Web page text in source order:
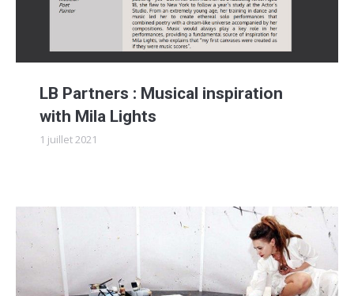
LB Partners : Musical inspiration
with Mila Lights
1 juillet 2021